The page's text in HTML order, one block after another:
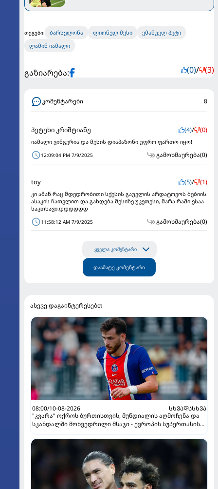
თეგები: ბარსელონა ლიონელ მესი
ემანუელ პეტი
ლამინ იამალი
გაზიარება: (0)/ (3)
კომენტარები 8
პეტუხი კრიშტიანუ (4)/ (0)
იამალი ვინგერია და მესის დიაპაზონი უფრო ფართო იყო!
12:09:04 PM 7/9/2025 გამოხმაურება(0)
toy (5)/ (1)
კი ამან რაც მდედრობითი სქესის გაუვლის არდატოვოს ბებიის
ასაკის ჩათვლით და გახდება მესიზე უკეთესი, მარა რაში ესაა
საკთხავი.დდდდდდ
11:58:12 AM 7/9/2025 გამოხმაურება(0)
ყველა კომენტარი
დაამატე კომენტარი
ასევე დაგაინტერესებთ
08:00/10-08-2026
ᲡᲮᲕᲐᲓᲐᲡᲮᲕᲐ
"კვარა" ოქროს ბურთისთვის, მუნდიალის აღმოჩენა და
სკანდალში მოხვედრილი მსაჯი - ევროპის სუპერთასის